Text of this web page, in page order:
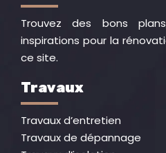
Trouvez des bons
inspirations pour la
ce site.
Travaux
Travaux d’entretien
Travaux de dépannage